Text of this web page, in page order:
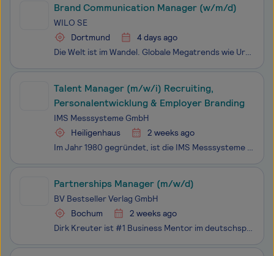
Brand Communication Manager (w/m/d)
WILO SE
Dortmund
4 days ago
Die Welt ist im Wandel. Globale Megatrends wie Urbanisierung, Wasserknappheit und Klimawandel erfordern neue Ideen, Perspektiven und Wege – die Wilo Group beschreitet sie. Unser Leitsatz: Pioneering for You. Gegründet und ansässig in Dortmund, sind wir ein multinationaler Technologiekonzern und Pion
Talent Manager (m/w/i) Recruiting,
Personalentwicklung & Employer Branding
IMS Messsysteme GmbH
Heiligenhaus
2 weeks ago
Im Jahr 1980 gegründet, ist die IMS Messsysteme GmbH heute der Weltmarktführer für Röntgen-, Isotopen- und optische Messsysteme mit Hauptsitz in Heiligenhaus (NRW) sowie Niederlassungen rund um den Globus. Weltweit vertrauen die Top 20 der größten Stahl- und Aluminiumhersteller unseren innovativen,
Partnerships Manager (m/w/d)
BV Bestseller Verlag GmbH
Bochum
2 weeks ago
Dirk Kreuter ist #1 Business Mentor im deutschsprachigen Raum mit über 35 Jahren Erfahrung im Vertrieb. Er entwickelt praxisorientierte Trainings- und Weiterbildungsformate für Unternehmen und Selbstständige mit Fokus auf strukturierte Verkaufsprozesse und nachhaltiges Wachstum. Wenn auch du unseren